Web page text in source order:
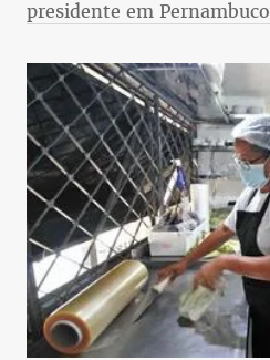
presidente em Pernambuco